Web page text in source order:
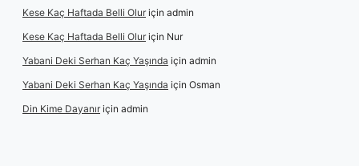
Kese Kaç Haftada Belli Oluriçin admin
Kese Kaç Haftada Belli Oluriçin Nur
Yabani Deki Serhan Kaç Yaşında için admin
Yabani Deki Serhan Kaç Yaşında için Osman
Din Kime Dayanıriçin admin